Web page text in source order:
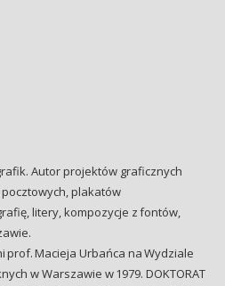
Autor projektów graficznych
plakatów
litery, kompozycje z fontów,
prof. Macieja Urbańca na Wydziale
w Warszawie w 1979. DOKTORAT